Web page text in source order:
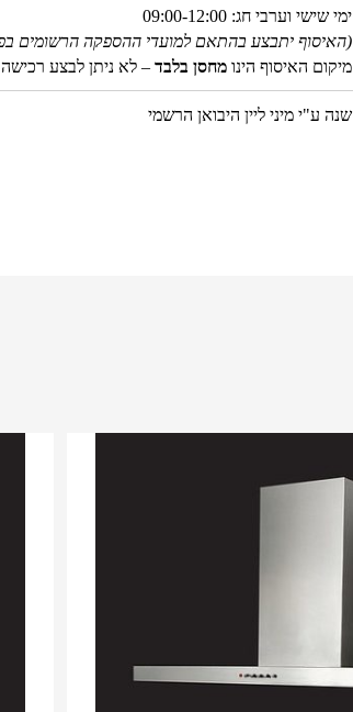
ימי שישי וערבי חג: 09:00-12:00
(האיסוף יתבצע בהתאם למועדי ההספקה הרשומים
מיקום האיסוף הינו מחסן בלבד – לא ניתן לבצע
שנה ע"י מיני ליין היבואן הרשמי